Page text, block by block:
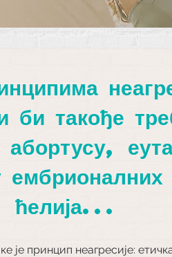
би такође
абортусу,
ембрионалних
ћелија...
принцип неагресије: